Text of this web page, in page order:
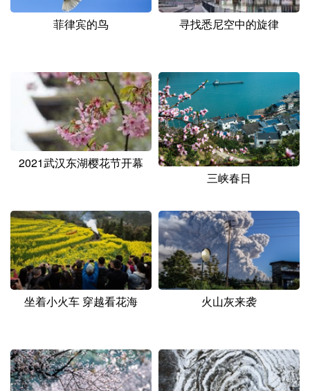
菲律宾的鸟 寻找悉尼空中的旋律
2021武汉东湖樱花节开幕
三峡春日
坐着小火车 穿越看花海 火山灰来袭